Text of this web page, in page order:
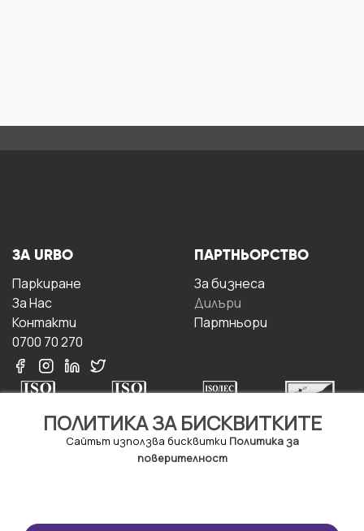
ПОЛИТИКА ЗА БИСКВИТКИТЕ
Сайтът използва бисквитки Политика за
поверителност
ЗА URBO
Паркиране
За Hас
Контакти
0700 70 270
ПАРТНЬОРСТВО
За бизнесa
Дилъри
Партньори
Правила и условия за